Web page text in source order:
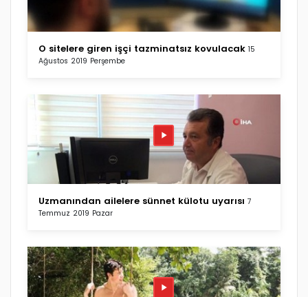
O sitelere giren işçi tazminatsız kovulacak 15
Ağustos 2019 Perşembe
Uzmanından ailelere sünnet külotu uyarısı 7
Temmuz 2019 Pazar